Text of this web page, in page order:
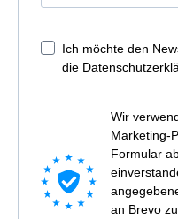
Ich möchte den
die
Wir
Marketing-
Formular
an Brevo